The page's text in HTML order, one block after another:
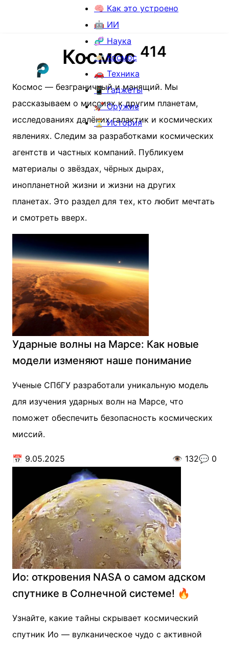
🧠 Как это устроено
🤖 ИИ
🧬 Наука
🪐 Космос
🚗 Техника
📱 Гаджеты
🚀 Оружие
⏳ История
Космос 414
Космос — безграничный и манящий. Мы
рассказываем о миссиях к другим планетам,
исследованиях далёких галактик и космических
явлениях. Следим за разработками космических
агентств и частных компаний. Публикуем
материалы о звёздах, чёрных дырах,
инопланетной жизни и жизни на других
планетах. Это раздел для тех, кто любит мечтать
и смотреть вверх.
Ударные волны на Марсе: Как новые
модели изменяют наше понимание
Ученые СПбГУ разработали уникальную модель
для изучения ударных волн на Марсе, что
поможет обеспечить безопасность космических
миссий.
📅 9.05.2025 👁️ 132💬 0
Ио: откровения NASA о самом адском
спутнике в Солнечной системе! 🔥
Узнайте, какие тайны скрывает космический
спутник Ио — вулканическое чудо с активной